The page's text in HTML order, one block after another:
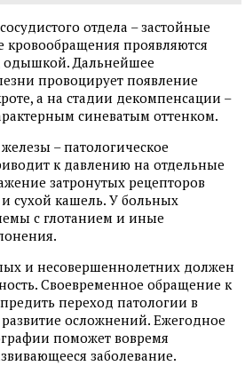
отдела – застойные
кровообращения проявляются
Дальнейшее
провоцирует появление
а на стадии декомпенсации –
синеватым оттенком.
– патологическое
к давлению на отдельные
затронутых рецепторов
сухой кашель. У больных
с глотанием и иные
и несовершеннолетних должен
Своевременное обращение к
переход патологии в
осложнений. Ежегодное
поможет вовремя
заболевание.